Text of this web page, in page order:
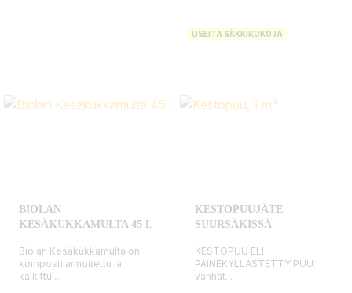
BIOLAN
KESÄKUKKAMULTA 45 L
Biolan Kesäkukkamulta on
kompostilannoitettu ja
kalkittu...
USEITA SÄKKIKOKOJA
KESTOPUUJÄTE
SUURSÄKISSÄ
KESTOPUU ELI
PAINEKYLLÄSTETTY PUU:
vanhat...